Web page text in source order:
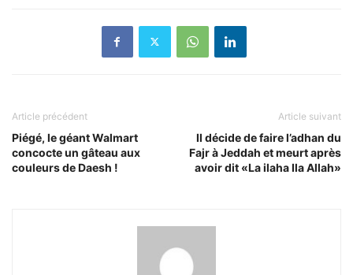
Article précédent
Piégé, le géant Walmart
concocte un gâteau aux
couleurs de Daesh !
Article suivant
Il décide de faire l’adhan du
Fajr à Jeddah et meurt après
avoir dit «La ilaha Ila Allah»